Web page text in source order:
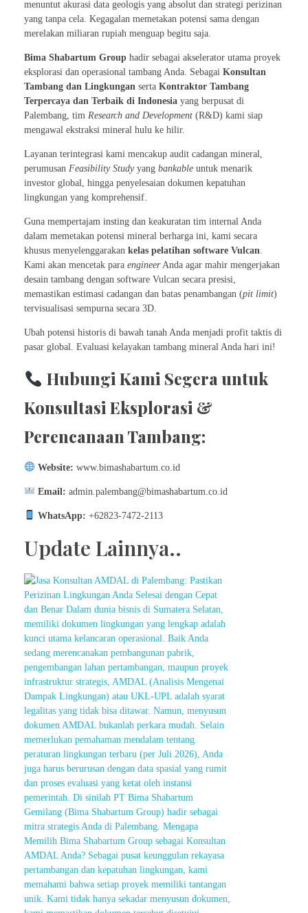
menuntut akurasi data geologis yang absolut dan strategi perizinan
yang tanpa cela. Kegagalan memetakan potensi sama dengan
merelakan miliaran rupiah menguap begitu saja.
Bima Shabartum Group hadir sebagai akselerator utama proyek
eksplorasi dan operasional tambang Anda. Sebagai Konsultan
Tambang dan Lingkungan serta Kontraktor Tambang
Terpercaya dan Terbaik di Indonesia yang berpusat di
Palembang, tim Research and Development (R&D) kami siap
mengawal ekstraksi mineral hulu ke hilir.
Layanan terintegrasi kami mencakup audit cadangan mineral,
perumusan Feasibility Studyyang bankable untuk menarik
investor global, hingga penyelesaian dokumen kepatuhan
lingkungan yang komprehensif.
Guna mempertajam insting dan keakuratan tim internal Anda
dalam memetakan potensi mineral berharga ini, kami secara
khusus menyelenggarakan kelas pelatihan software Vulcan
Kami akan mencetak para engineerAnda agar mahir mengerjakan
desain tambang dengan software Vulcan secara presisi,
memastikan estimasi cadangan dan batas penambangan (pit limit)
tervisualisasi sempurna secara 3D.
Ubah potensi historis di bawah tanah Anda menjadi profit taktis di
pasar global. Evaluasi kelayakan tambang mineral Anda hari ini!
Hubungi Kami Segera untuk
Konsultasi Eksplorasi &
Perencanaan Tambang:
Website: www.bimashabartum.co.id
Email: admin.palembang@bimashabartum.co.id
WhatsApp: +62823-7472-2113
Update Lainnya..